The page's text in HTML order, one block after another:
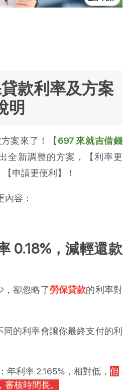
款利率及方案
明
方案來了！【 697 來就吉借錢
全新調整的方案，【利率更
申請更便利】！
內容：
0.18%，減輕還款
，卻忽略了勞保貸款的利率對
的利率會讓你最終支付的利
：年利率 2.165%，相對低， 但
核時間長。